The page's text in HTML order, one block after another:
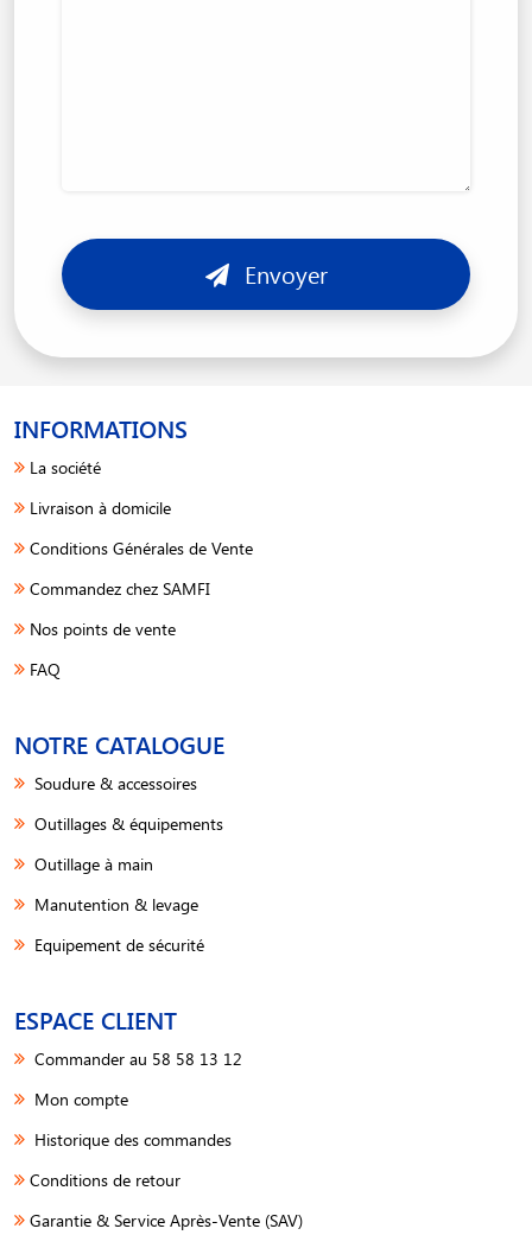
Envoyer
INFORMATIONS
La société
Livraison à domicile
Conditions Générales de Vente
Commandez chez SAMFI
Nos points de vente
FAQ
NOTRE CATALOGUE
Soudure & accessoires
Outillages & équipements
Outillage à main
Manutention & levage
Equipement de sécurité
ESPACE CLIENT
Commander au 58 58 13 12
Mon compte
Historique des commandes
Conditions de retour
Garantie & Service Après-Vente (SAV)